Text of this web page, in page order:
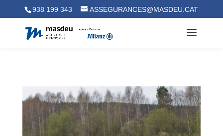
938 199 343 ASSEGURANCES@MASDEU.CAT